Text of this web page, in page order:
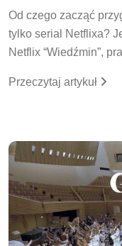
Od czego zacząć
tylko serial Netflixa?
Netflix “Wiedźmin”,
Przeczytaj artykuł